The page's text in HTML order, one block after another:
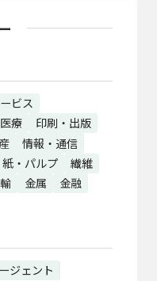
ビス
医療
印刷・出版
情報・通信
紙・パルプ
繊維
金属
金融
ジェント